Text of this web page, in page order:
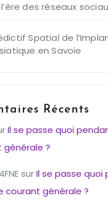
des réseaux
Spatial de
en Savoie
Récents
Il se passe quoi
?
surIl se passe quoi
courant générale ?